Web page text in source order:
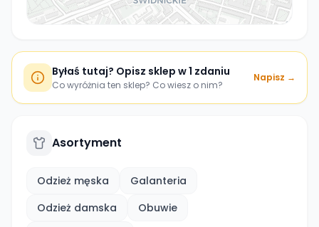
Byłaś tutaj? Opisz sklep w 1 zdaniu
Co wyróżnia ten sklep? Co wiesz o nim?
Napisz →
Asortyment
Odzież męska
Galanteria
Odzież damska
Obuwie